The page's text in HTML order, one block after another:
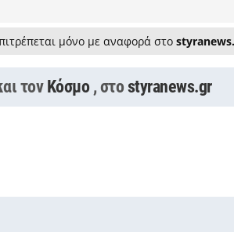
μόνο με αναφορά στο
τον Κόσμο , στο styranews.gr